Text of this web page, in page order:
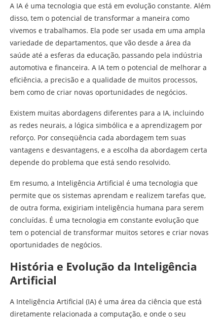
A IA é uma tecnologia que está em evolução constante. Além
disso, tem o potencial de transformar a maneira como
vivemos e trabalhamos. Ela pode ser usada em uma ampla
variedade de departamentos, que vão desde a área da
saúde até a esferas da educação, passando pela indústria
automotiva e financeira. A IA tem o potencial de melhorar a
eficiência, a precisão e a qualidade de muitos processos,
bem como de criar novas oportunidades de negócios.
Existem muitas abordagens diferentes para a IA, incluindo
as redes neurais, a lógica simbólica e a aprendizagem por
reforço. Por conseqüência cada abordagem tem suas
vantagens e desvantagens, e a escolha da abordagem certa
depende do problema que está sendo resolvido.
Em resumo, a Inteligência Artificial é uma tecnologia que
permite que os sistemas aprendam e realizem tarefas que,
de outra forma, exigiriam inteligência humana para serem
concluídas. É uma tecnologia em constante evolução que
tem o potencial de transformar muitos setores e criar novas
oportunidades de negócios.
História e Evolução da Inteligência
Artificial
A Inteligência Artificial (IA) é uma área da ciência que está
diretamente relacionada a computação, e onde o seu